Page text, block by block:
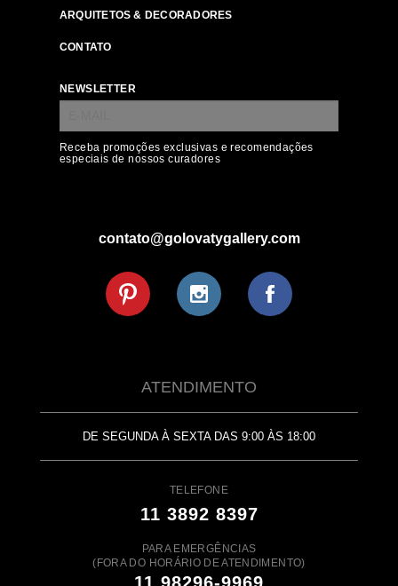
ARQUITETOS & DECORADORES
CONTATO
NEWSLETTER
Receba promoções exclusivas e recomendações
especiais de nossos curadores
contato@golovatygallery.com
ATENDIMENTO
DE SEGUNDA À SEXTA DAS 9:00 ÀS 18:00
TELEFONE
11 3892 8397
PARA EMERGÊNCIAS
(FORA DO HORÁRIO DE ATENDIMENTO)